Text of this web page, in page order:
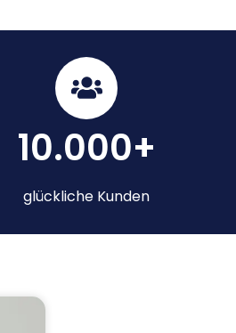
10.000+
glückliche Kunden